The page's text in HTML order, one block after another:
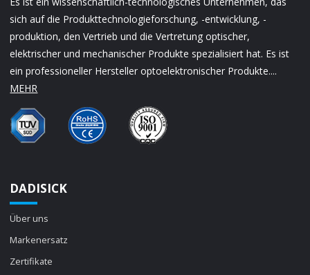
sich auf die Produkttechnologieforschung, -entwicklung, -
produktion, den Vertrieb und die Vertretung optischer,
elektrischer und mechanischer Produkte spezialisiert hat. Es ist
ein professioneller Hersteller optoelektronischer Produkte....
MEHR
DADISICK
Über uns
Markenersatz
Zertifikate